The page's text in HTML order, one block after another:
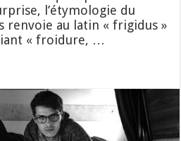
l’étymologie du
renvoie au latin « frigidus »
« froidure, …